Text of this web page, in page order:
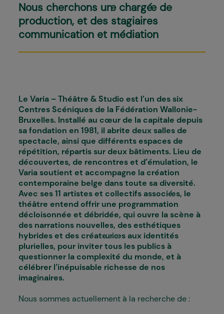
Nous cherchons un·e chargé·e de
production, et des stagiaires
communication et médiation
Le Varia – Théâtre & Studio est l’un des six
Centres Scéniques de la Fédération Wallonie-
Bruxelles. Installé au cœur de la capitale depuis
sa fondation en 1981, il abrite deux salles de
spectacle, ainsi que différents espaces de
répétition, répartis sur deux bâtiments. Lieu de
découvertes, de rencontres et d’émulation, le
Varia soutient et accompagne la création
contemporaine belge dans toute sa diversité.
Avec ses 11 artistes et collectifs associé·es, le
théâtre entend offrir une programmation
décloisonnée et débridée, qui ouvre la scène à
des narrations nouvelles, des esthétiques
hybrides et des créateur·ices aux identités
plurielles, pour inviter tous les publics à
questionner la complexité du monde, et à
célébrer l’inépuisable richesse de nos
imaginaires.
Nous sommes actuellement à la recherche de :